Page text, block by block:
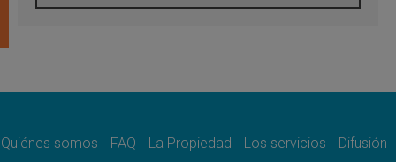
Líbano: Reanudan los coloquios en Roma en
paz
Quiénes somos FAQ La Propiedad Los servicios Difusión